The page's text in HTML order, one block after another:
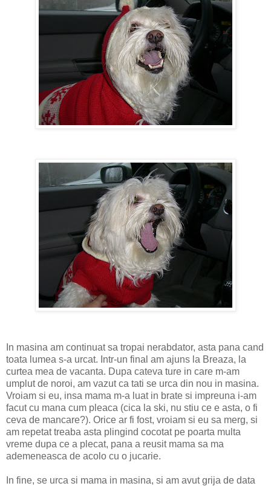
In masina am continuat sa tropai nerabdator, asta pana cand
toata lumea s-a urcat. Intr-un final am ajuns la Breaza, la
curtea mea de vacanta. Dupa cateva ture in care m-am
umplut de noroi, am vazut ca tati se urca din nou in masina.
Vroiam si eu, insa mama m-a luat in brate si impreuna i-am
facut cu mana cum pleaca (cica la ski, nu stiu ce e asta, o fi
ceva de mancare?). Orice ar fi fost, vroiam si eu sa merg, si
am repetat treaba asta plingind cocotat pe poarta multa
vreme dupa ce a plecat, pana a reusit mama sa ma
ademeneasca de acolo cu o jucarie.
In fine, se urca si mama in masina, si am avut grija de data